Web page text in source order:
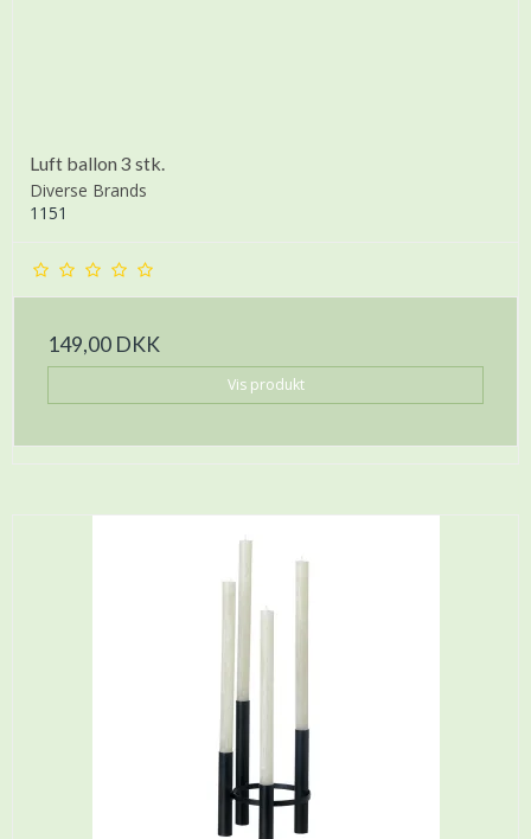
Luft ballon 3 stk.
Diverse Brands
1151
149,00 DKK
Vis produkt